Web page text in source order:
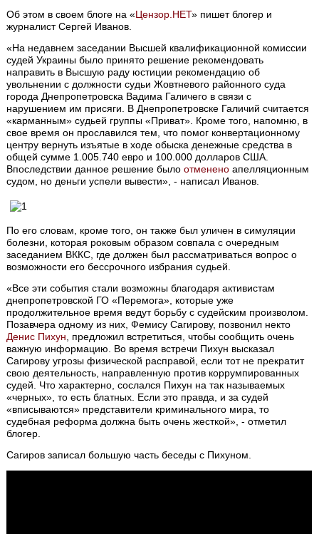
Об этом в своем блоге на «Цензор.НЕТ» пишет блогер и
журналист Сергей Иванов.
«На недавнем заседании Высшей квалификационной комиссии
судей Украины было принято решение рекомендовать
направить в Высшую раду юстиции рекомендацию об
увольнении с должности судьи Жовтневого районного суда
города Днепропетровска Вадима Галичего в связи с
нарушением им присяги. В Днепропетровске Галичий считается
«карманным» судьей группы «Приват». Кроме того, напомню, в
свое время он прославился тем, что помог конвертационному
центру вернуть изъятые в ходе обыска денежные средства в
общей сумме 1.005.740 евро и 100.000 долларов США.
Впоследствии данное решение былоотменено апелляционным
судом, но деньги успели вывести», - написал Иванов.
По его словам, кроме того, он также был уличен в симуляции
болезни, которая роковым образом совпала с очередным
заседанием ВККС, где должен был рассматриваться вопрос о
возможности его бессрочного избрания судьей.
«Все эти события стали возможны благодаря активистам
днепропетровской ГО «Перемога», которые уже
продолжительное время ведут борьбу с судейским произволом.
Позавчера одному из них, Фемису Сагирову, позвонил некто
Денис Пихун , предложил встретиться, чтобы сообщить очень
важную информацию. Во время встречи Пихун высказал
Сагирову угрозы физической расправой, если тот не прекратит
свою деятельность, направленную против коррумпированных
судей. Что характерно, сослался Пихун на так называемых
«черных», то есть блатных. Если это правда, и за судей
«вписываются» представители криминального мира, то
судебная реформа должна быть очень жесткой», - отметил
блогер.
Сагиров записал большую часть беседы с Пихуном.